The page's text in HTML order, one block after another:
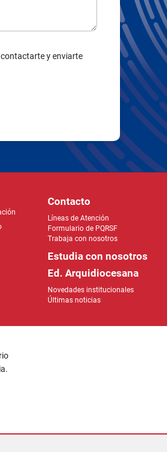
y enviarte
Contacto
Líneas de Atención
Formulario de PQRSF
Trabaja con nosotros
Estudia con nosotros
Ed. Arquidiocesana
Novedades institucionales
Últimas noticias